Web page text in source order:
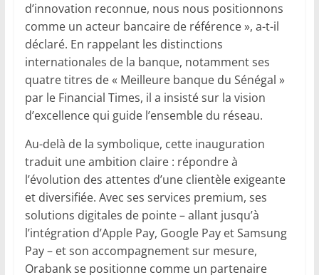
d’innovation reconnue, nous nous positionnons
comme un acteur bancaire de référence », a-t-il
déclaré. En rappelant les distinctions
internationales de la banque, notamment ses
quatre titres de « Meilleure banque du Sénégal »
par le Financial Times, il a insisté sur la vision
d’excellence qui guide l’ensemble du réseau.
Au-delà de la symbolique, cette inauguration
traduit une ambition claire : répondre à
l’évolution des attentes d’une clientèle exigeante
et diversifiée. Avec ses services premium, ses
solutions digitales de pointe – allant jusqu’à
l’intégration d’Apple Pay, Google Pay et Samsung
Pay – et son accompagnement sur mesure,
Orabank se positionne comme un partenaire